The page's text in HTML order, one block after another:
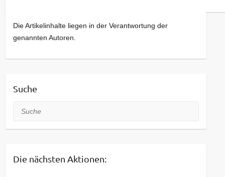
Die Artikelinhalte liegen in der Verantwortung der
genannten Autoren.
Suche
Suche
Die nächsten Aktionen: